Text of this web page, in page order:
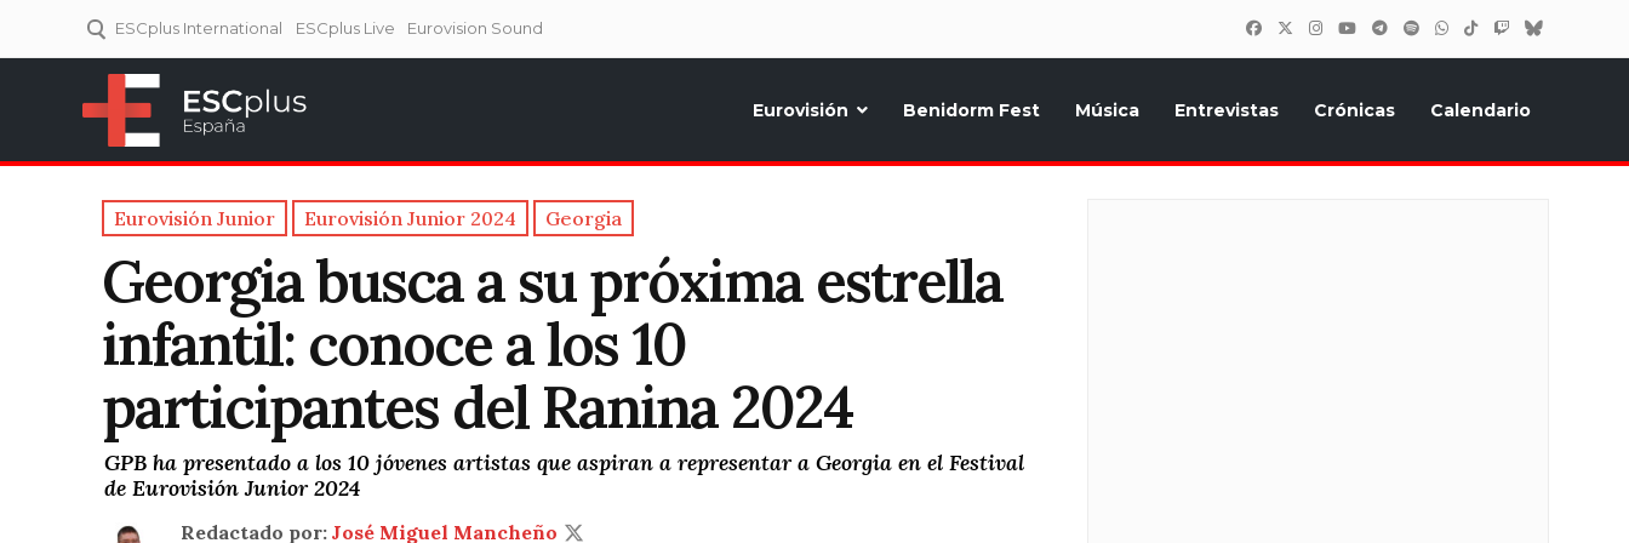
ESCplus International ESCplus Live Eurovision Sound
Eurovisión Benidorm Fest Música Entrevistas Crónicas Calendario
Eurovisión Junior Eurovisión Junior 2024 Georgia
Georgia busca a su próxima estrella
infantil: conoce a los 10
participantes del Ranina 2024
GPB ha presentado a los 10 jóvenes artistas que aspiran a representar a Georgia en el Festival
de Eurovisión Junior 2024
Redactado por: José Miguel Mancheño